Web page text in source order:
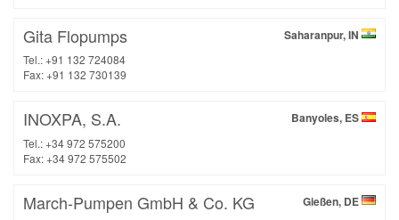
Saharanpur, IN
Gita Flopumps
Tel.: +91 132 724084
Fax: +91 132 730139
Banyoles, ES
INOXPA, S.A.
Tel.: +34 972 575200
Fax: +34 972 575502
Gießen, DE
March-Pumpen GmbH & Co. KG